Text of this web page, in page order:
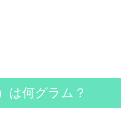
は何グラム？